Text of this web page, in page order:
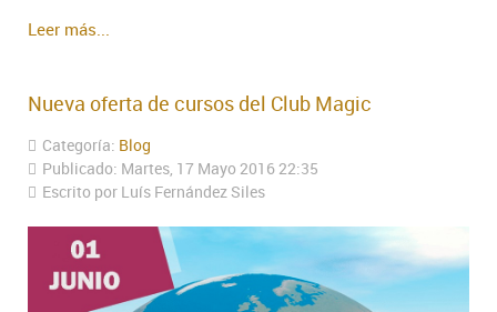
Leer más...
Nueva oferta de cursos del Club Magic
Categoría: Blog
Publicado: Martes, 17 Mayo 2016 22:35
Escrito por Luís Fernández Siles